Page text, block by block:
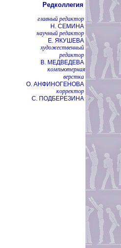
Редколлегия
главный редактор
Н. СЕМИНА
научный редактор
Е. ЯКУШЕВА
художественный
редактор
В. МЕДВЕДЕВА
компьютерная
верстка
О. АНФИНОГЕНОВА
корректор
С. ПОДБЕРЕЗИНА